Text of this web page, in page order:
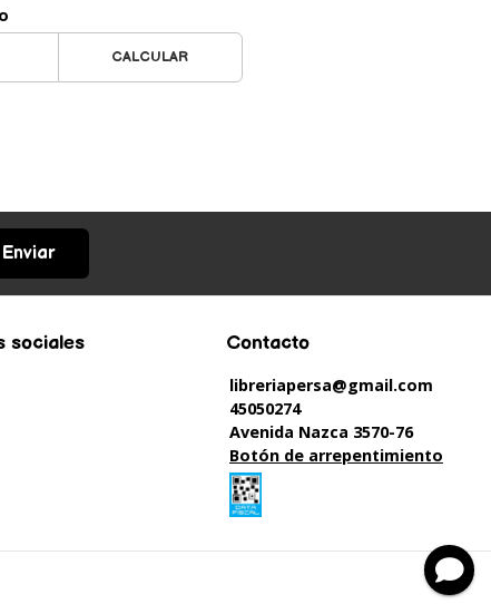
CALCULAR
Enviar
sociales Contacto
libreriapersa@gmail.com
45050274
Avenida Nazca 3570-76
Botón de arrepentimiento